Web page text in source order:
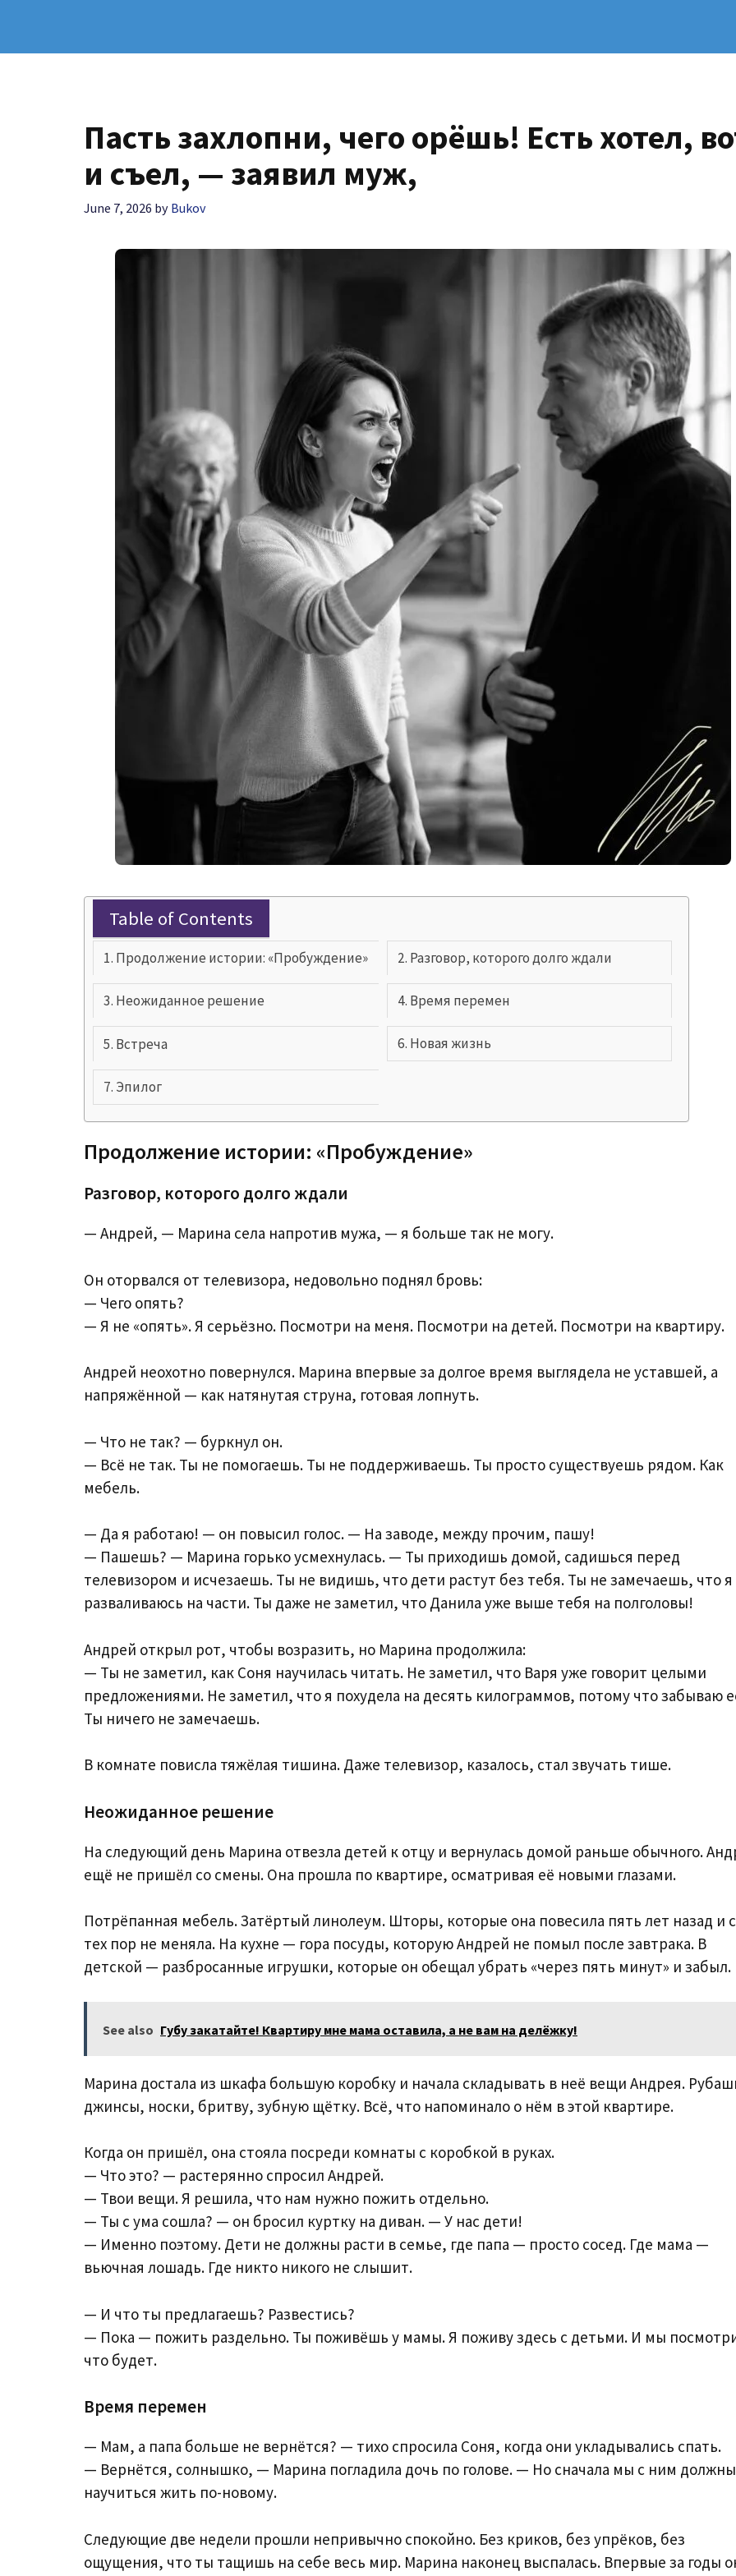
Пасть захлопни, чего орёшь! Есть хотел,
и съел, — заявил муж,
June 7, 2026 by Bukov
Table of Contents
Продолжение истории: «Пробуждение» Разговор, которого долго ждали
Неожиданное решение Время перемен
Встреча Новая жизнь
Эпилог
Продолжение истории: «Пробуждение»
Разговор, которого долго ждали
— Андрей, — Марина села напротив мужа, — я больше так не могу.
Он оторвался от телевизора, недовольно поднял бровь:
— Чего опять?
— Я не «опять». Я серьёзно. Посмотри на меня. Посмотри на детей. Посмотри на квартиру.
Андрей неохотно повернулся. Марина впервые за долгое время выглядела не уставшей, а
напряжённой — как натянутая струна, готовая лопнуть.
— Что не так? — буркнул он.
— Всё не так. Ты не помогаешь. Ты не поддерживаешь. Ты просто существуешь рядом. Как
мебель.
— Да я работаю! — он повысил голос. — На заводе, между прочим, пашу!
— Пашешь? — Марина горько усмехнулась. — Ты приходишь домой, садишься перед
телевизором и исчезаешь. Ты не видишь, что дети растут без тебя. Ты не замечаешь, что я
разваливаюсь на части. Ты даже не заметил, что Данила уже выше тебя на полголовы!
Андрей открыл рот, чтобы возразить, но Марина продолжила:
— Ты не заметил, как Соня научилась читать. Не заметил, что Варя уже говорит целыми
предложениями. Не заметил, что я похудела на десять килограммов, потому что забываю
Ты ничего не замечаешь.
В комнате повисла тяжёлая тишина. Даже телевизор, казалось, стал звучать тише.
Неожиданное решение
На следующий день Марина отвезла детей к отцу и вернулась домой раньше обычного.
ещё не пришёл со смены. Она прошла по квартире, осматривая её новыми глазами.
Потрёпанная мебель. Затёртый линолеум. Шторы, которые она повесила пять лет назад и с
тех пор не меняла. На кухне — гора посуды, которую Андрей не помыл после завтрака. В
детской — разбросанные игрушки, которые он обещал убрать «через пять минут» и забыл.
See also Губу закатайте! Квартиру мне мама оставила, а не вам на делёжку!
Марина достала из шкафа большую коробку и начала складывать в неё вещи Андрея.
джинсы, носки, бритву, зубную щётку. Всё, что напоминало о нём в этой квартире.
Когда он пришёл, она стояла посреди комнаты с коробкой в руках.
— Что это? — растерянно спросил Андрей.
— Твои вещи. Я решила, что нам нужно пожить отдельно.
— Ты с ума сошла? — он бросил куртку на диван. — У нас дети!
— Именно поэтому. Дети не должны расти в семье, где папа — просто сосед. Где мама —
вьючная лошадь. Где никто никого не слышит.
— И что ты предлагаешь? Развестись?
— Пока — пожить раздельно. Ты поживёшь у мамы. Я поживу здесь с детьми. И мы
что будет.
Время перемен
— Мам, а папа больше не вернётся? — тихо спросила Соня, когда они укладывались спать.
— Вернётся, солнышко, — Марина погладила дочь по голове. — Но сначала мы с ним должны
научиться жить по-новому.
Следующие две недели прошли непривычно спокойно. Без криков, без упрёков, без
ощущения, что ты тащишь на себе весь мир. Марина наконец выспалась. Впервые за годы